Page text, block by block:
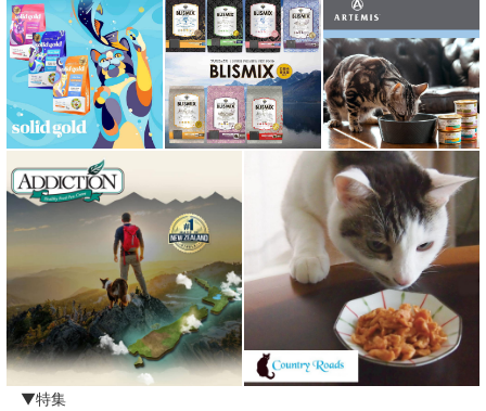
ルイトモ RUITOMO
ロザイボトル
ロッカ ROKKA
ワイルドランド Wildes Land
わんぽうやく
ナチュラル重曹 アイテム合同会社
水素シリーズ
臭わない袋BOS
▼特集